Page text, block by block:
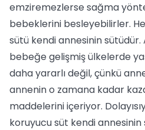
emziremezlerse sağma
bebeklerini besleyebilirler.
sütü kendi annesinin
bebeğe gelişmiş ülkelerde
daha yararlı değil, çünkü
annenin o zamana kadar
maddelerini içeriyor.
koruyucu süt kendi annesinin